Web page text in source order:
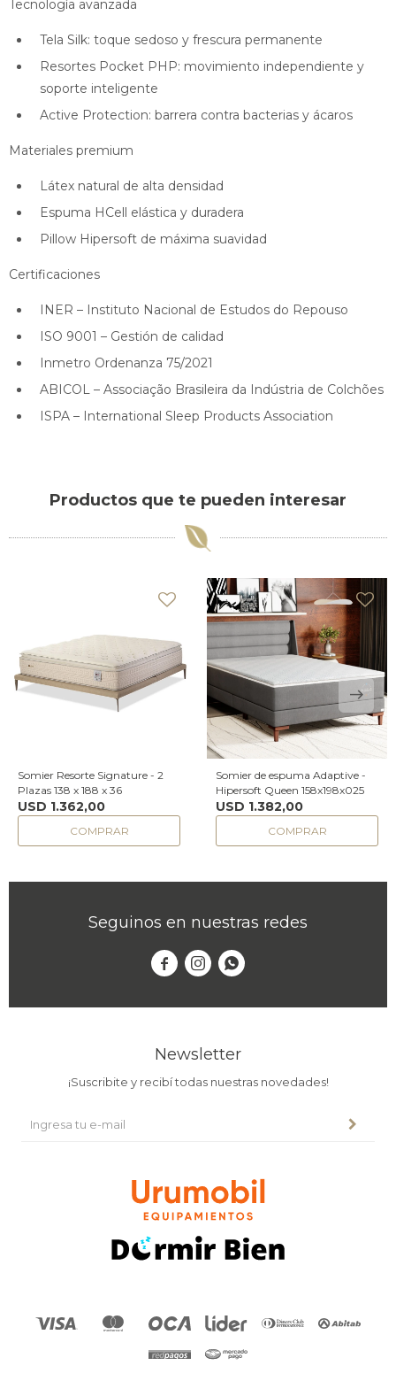
Tecnología avanzada
Tela Silk: toque sedoso y frescura permanente
Resortes Pocket PHP: movimiento independiente y
soporte inteligente
Active Protection: barrera contra bacterias y ácaros
Materiales premium
Látex natural de alta densidad
Espuma HCell elástica y duradera
Pillow Hipersoft de máxima suavidad
Certificaciones
INER – Instituto Nacional de Estudos do Repouso
ISO 9001 – Gestión de calidad
Inmetro Ordenanza 75/2021
ABICOL – Associação Brasileira da Indústria de Colchões
ISPA – International Sleep Products Association
Productos que te pueden interesar
Somier Resorte Signature - 2
Plazas 138 x 188 x 36
USD 1.362,00
Somier de espuma Adaptive -
Hipersoft Queen 158x198x025
USD 1.382,00
Seguinos en nuestras redes
  
Newsletter
¡Suscribite y recibí todas nuestras novedades!